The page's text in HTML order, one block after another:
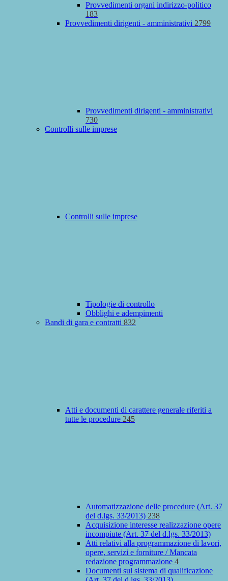
Provvedimenti organi indirizzo-politico
183
Provvedimenti dirigenti - amministrativi 2799
Provvedimenti dirigenti - amministrativi
730
Controlli sulle imprese
Controlli sulle imprese
Tipologie di controllo
Obblighi e adempimenti
Bandi di gara e contratti 832
Atti e documenti di carattere generale riferiti a
tutte le procedure 245
Automatizzazione delle procedure (Art. 37
del d.lgs. 33/2013) 238
Acquisizione interesse realizzazione opere
incompiute (Art. 37 del d.lgs. 33/2013)
Atti relativi alla programmazione di lavori,
opere, servizi e forniture / Mancata
redazione programmazione 4
Documenti sul sistema di qualificazione